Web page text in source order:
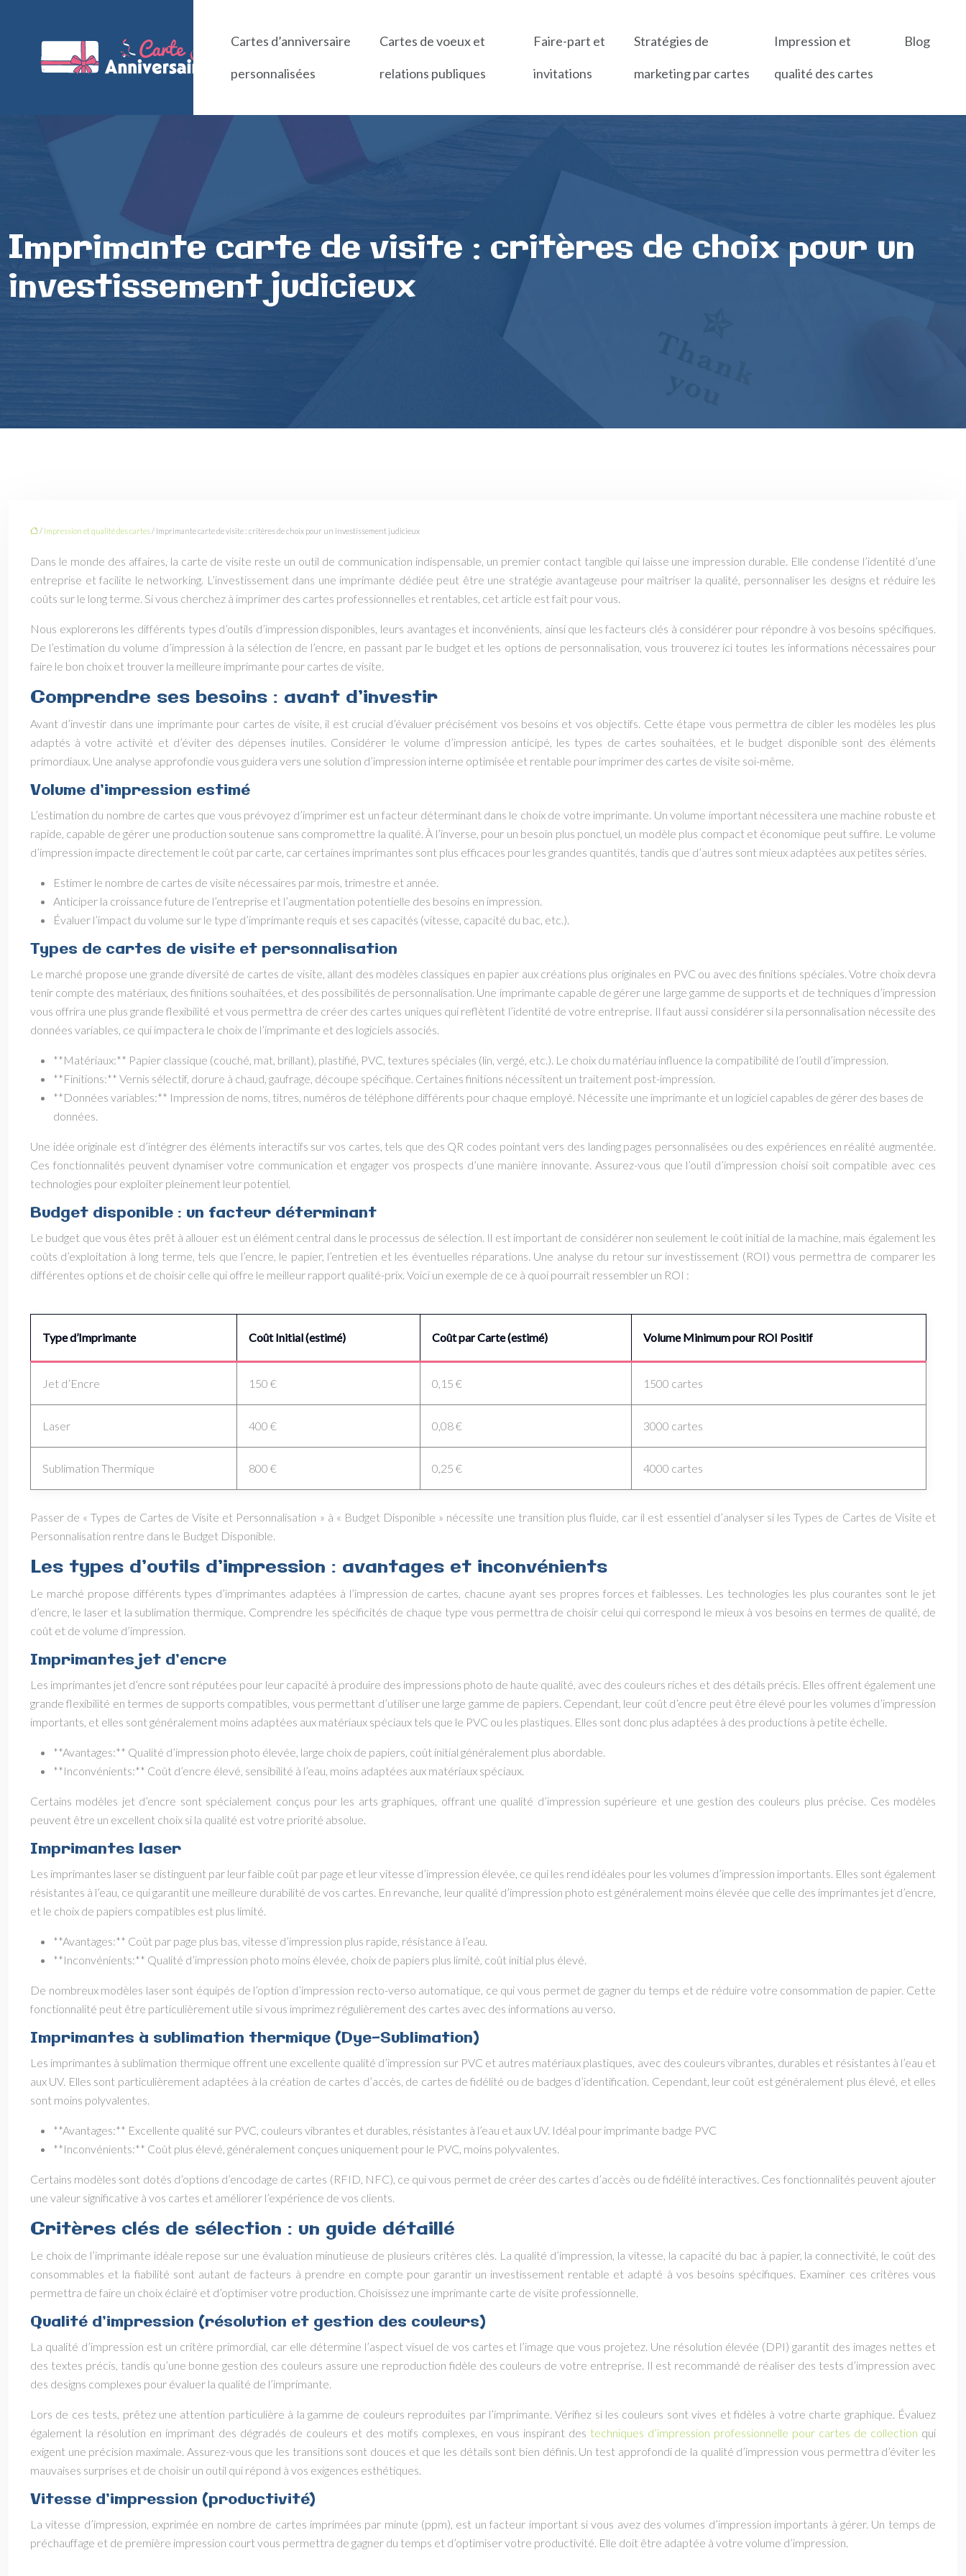
Cartes d’anniversaire
personnalisées
Cartes de voeux et
relations publiques
Faire-part et
invitations
Stratégies de
marketing par cartes
Impression et
qualité des cartes
Blog
Imprimante carte de visite : critères de choix pour un
investissement judicieux
/ Impression et qualité des cartes/ Imprimante carte de visite : critères de choix pour un investissement judicieux
Dans le monde des affaires, la carte de visite reste un outil de communication indispensable, un premier contact tangible qui laisse une impression durable. Elle condense l’identité d’une
entreprise et facilite le networking. L’investissement dans une imprimante dédiée peut être une stratégie avantageuse pour maîtriser la qualité, personnaliser les designs et réduire les
coûts sur le long terme. Si vous cherchez à imprimer des cartes professionnelles et rentables, cet article est fait pour vous.
Nous explorerons les différents types d’outils d’impression disponibles, leurs avantages et inconvénients, ainsi que les facteurs clés à considérer pour répondre à vos besoins spécifiques.
De l’estimation du volume d’impression à la sélection de l’encre, en passant par le budget et les options de personnalisation, vous trouverez ici toutes les informations nécessaires pour
faire le bon choix et trouver la meilleure imprimante pour cartes de visite.
Comprendre ses besoins : avant d’investir
Avant d’investir dans une imprimante pour cartes de visite, il est crucial d’évaluer précisément vos besoins et vos objectifs. Cette étape vous permettra de cibler les modèles les plus
adaptés à votre activité et d’éviter des dépenses inutiles. Considérer le volume d’impression anticipé, les types de cartes souhaitées, et le budget disponible sont des éléments
primordiaux. Une analyse approfondie vous guidera vers une solution d’impression interne optimisée et rentable pour imprimer des cartes de visite soi-même.
Volume d’impression estimé
L’estimation du nombre de cartes que vous prévoyez d’imprimer est un facteur déterminant dans le choix de votre imprimante. Un volume important nécessitera une machine robuste et
rapide, capable de gérer une production soutenue sans compromettre la qualité. À l’inverse, pour un besoin plus ponctuel, un modèle plus compact et économique peut suffire. Le volume
d’impression impacte directement le coût par carte, car certaines imprimantes sont plus efficaces pour les grandes quantités, tandis que d’autres sont mieux adaptées aux petites séries.
Estimer le nombre de cartes de visite nécessaires par mois, trimestre et année.
Anticiper la croissance future de l’entreprise et l’augmentation potentielle des besoins en impression.
Évaluer l’impact du volume sur le type d’imprimante requis et ses capacités (vitesse, capacité du bac, etc.).
Types de cartes de visite et personnalisation
Le marché propose une grande diversité de cartes de visite, allant des modèles classiques en papier aux créations plus originales en PVC ou avec des finitions spéciales. Votre choix devra
tenir compte des matériaux, des finitions souhaitées, et des possibilités de personnalisation. Une imprimante capable de gérer une large gamme de supports et de techniques d’impression
vous offrira une plus grande flexibilité et vous permettra de créer des cartes uniques qui reflètent l’identité de votre entreprise. Il faut aussi considérer si la personnalisation nécessite des
données variables, ce qui impactera le choix de l’imprimante et des logiciels associés.
**Matériaux:** Papier classique (couché, mat, brillant), plastifié, PVC, textures spéciales (lin, vergé, etc.). Le choix du matériau influence la compatibilité de l’outil d’impression.
**Finitions:** Vernis sélectif, dorure à chaud, gaufrage, découpe spécifique. Certaines finitions nécessitent un traitement post-impression.
**Données variables:** Impression de noms, titres, numéros de téléphone différents pour chaque employé. Nécessite une imprimante et un logiciel capables de gérer des bases de
données.
Une idée originale est d’intégrer des éléments interactifs sur vos cartes, tels que des QR codes pointant vers des landing pages personnalisées ou des expériences en réalité augmentée.
Ces fonctionnalités peuvent dynamiser votre communication et engager vos prospects d’une manière innovante. Assurez-vous que l’outil d’impression choisi soit compatible avec ces
technologies pour exploiter pleinement leur potentiel.
Budget disponible : un facteur déterminant
Le budget que vous êtes prêt à allouer est un élément central dans le processus de sélection. Il est important de considérer non seulement le coût initial de la machine, mais également les
coûts d’exploitation à long terme, tels que l’encre, le papier, l’entretien et les éventuelles réparations. Une analyse du retour sur investissement (ROI) vous permettra de comparer les
différentes options et de choisir celle qui offre le meilleur rapport qualité-prix. Voici un exemple de ce à quoi pourrait ressembler un ROI :
Type d’Imprimante Coût Initial (estimé) Coût par Carte (estimé) Volume Minimum pour ROI Positif
Jet d’Encre 150 € 0,15 € 1500 cartes
Laser 400 € 0,08 € 3000 cartes
Sublimation Thermique 800 € 0,25 € 4000 cartes
Passer de « Types de Cartes de Visite et Personnalisation » à « Budget Disponible » nécessite une transition plus fluide, car il est essentiel d’analyser si les Types de Cartes de Visite et
Personnalisation rentre dans le Budget Disponible.
Les types d’outils d’impression : avantages et inconvénients
Le marché propose différents types d’imprimantes adaptées à l’impression de cartes, chacune ayant ses propres forces et faiblesses. Les technologies les plus courantes sont le jet
d’encre, le laser et la sublimation thermique. Comprendre les spécificités de chaque type vous permettra de choisir celui qui correspond le mieux à vos besoins en termes de qualité, de
coût et de volume d’impression.
Imprimantes jet d’encre
Les imprimantes jet d’encre sont réputées pour leur capacité à produire des impressions photo de haute qualité, avec des couleurs riches et des détails précis. Elles offrent également une
grande flexibilité en termes de supports compatibles, vous permettant d’utiliser une large gamme de papiers. Cependant, leur coût d’encre peut être élevé pour les volumes d’impression
importants, et elles sont généralement moins adaptées aux matériaux spéciaux tels que le PVC ou les plastiques. Elles sont donc plus adaptées à des productions à petite échelle.
**Avantages:** Qualité d’impression photo élevée, large choix de papiers, coût initial généralement plus abordable.
**Inconvénients:** Coût d’encre élevé, sensibilité à l’eau, moins adaptées aux matériaux spéciaux.
Certains modèles jet d’encre sont spécialement conçus pour les arts graphiques, offrant une qualité d’impression supérieure et une gestion des couleurs plus précise. Ces modèles
peuvent être un excellent choix si la qualité est votre priorité absolue.
Imprimantes laser
Les imprimantes laser se distinguent par leur faible coût par page et leur vitesse d’impression élevée, ce qui les rend idéales pour les volumes d’impression importants. Elles sont également
résistantes à l’eau, ce qui garantit une meilleure durabilité de vos cartes. En revanche, leur qualité d’impression photo est généralement moins élevée que celle des imprimantes jet d’encre,
et le choix de papiers compatibles est plus limité.
**Avantages:** Coût par page plus bas, vitesse d’impression plus rapide, résistance à l’eau.
**Inconvénients:** Qualité d’impression photo moins élevée, choix de papiers plus limité, coût initial plus élevé.
De nombreux modèles laser sont équipés de l’option d’impression recto-verso automatique, ce qui vous permet de gagner du temps et de réduire votre consommation de papier. Cette
fonctionnalité peut être particulièrement utile si vous imprimez régulièrement des cartes avec des informations au verso.
Imprimantes à sublimation thermique (Dye-Sublimation)
Les imprimantes à sublimation thermique offrent une excellente qualité d’impression sur PVC et autres matériaux plastiques, avec des couleurs vibrantes, durables et résistantes à l’eau et
aux UV. Elles sont particulièrement adaptées à la création de cartes d’accès, de cartes de fidélité ou de badges d’identification. Cependant, leur coût est généralement plus élevé, et elles
sont moins polyvalentes.
**Avantages:** Excellente qualité sur PVC, couleurs vibrantes et durables, résistantes à l’eau et aux UV. Idéal pour imprimante badge PVC
**Inconvénients:** Coût plus élevé, généralement conçues uniquement pour le PVC, moins polyvalentes.
Certains modèles sont dotés d’options d’encodage de cartes (RFID, NFC), ce qui vous permet de créer des cartes d’accès ou de fidélité interactives. Ces fonctionnalités peuvent ajouter
une valeur significative à vos cartes et améliorer l’expérience de vos clients.
Critères clés de sélection : un guide détaillé
Le choix de l’imprimante idéale repose sur une évaluation minutieuse de plusieurs critères clés. La qualité d’impression, la vitesse, la capacité du bac à papier, la connectivité, le coût des
consommables et la fiabilité sont autant de facteurs à prendre en compte pour garantir un investissement rentable et adapté à vos besoins spécifiques. Examiner ces critères vous
permettra de faire un choix éclairé et d’optimiser votre production. Choisissez une imprimante carte de visite professionnelle.
Qualité d’impression (résolution et gestion des couleurs)
La qualité d’impression est un critère primordial, car elle détermine l’aspect visuel de vos cartes et l’image que vous projetez. Une résolution élevée (DPI) garantit des images nettes et
des textes précis, tandis qu’une bonne gestion des couleurs assure une reproduction fidèle des couleurs de votre entreprise. Il est recommandé de réaliser des tests d’impression avec
des designs complexes pour évaluer la qualité de l’imprimante.
Lors de ces tests, prêtez une attention particulière à la gamme de couleurs reproduites par l’imprimante. Vérifiez si les couleurs sont vives et fidèles à votre charte graphique. Évaluez
également la résolution en imprimant des dégradés de couleurs et des motifs complexes, en vous inspirant des techniques d’impression professionnelle pour cartes de collection qui
exigent une précision maximale. Assurez-vous que les transitions sont douces et que les détails sont bien définis. Un test approfondi de la qualité d’impression vous permettra d’éviter les
mauvaises surprises et de choisir un outil qui répond à vos exigences esthétiques.
Vitesse d’impression (productivité)
La vitesse d’impression, exprimée en nombre de cartes imprimées par minute (ppm), est un facteur important si vous avez des volumes d’impression importants à gérer. Un temps de
préchauffage et de première impression court vous permettra de gagner du temps et d’optimiser votre productivité. Elle doit être adaptée à votre volume d’impression.